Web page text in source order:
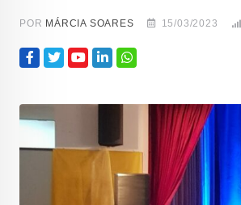
POR MÁRCIA SOARES 15/03/2023